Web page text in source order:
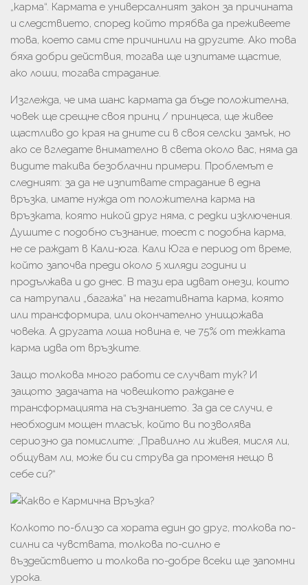
„карма“. Кармата е универсалният закон за причината
и следствието, според който трябва да преживеете
това, което сами сте причинили на другите. Ако това
бяха добри действия, тогава ще изпитаме щастие,
ако лоши, тогава страдание.
Изглежда, че има шанс кармата да бъде положителна,
човек ще срещне своя принц / принцеса, ще живее
щастливо до края на дните си в своя селски замък, но
ако се вгледате внимателно в света около вас, няма да
видите такива безоблачни примери. Проблемът е
следният: за да не изпитвате страдание в една
връзка, имате нужда от положителна карма на
връзката, която никой друг няма, с редки изключения.
Душите с подобно съзнание, тоест с подобна карма,
не се раждат в Кали-юга. Кали Юга е период от време,
който започва преди около 5 хиляди години и
продължава и до днес. В тази ера идват онези, които
са натрупали „багажа“ на негативната карма, която
или трансформира, или окончателно унищожава
човека. А другата лоша новина е, че 75% от тежката
карма идва от връзките.
Защо толкова много работи се случват тук? И
защото задачата на човешкото раждане е
трансформацията на съзнанието. За да се случи, е
необходим мощен тласък, който ви позволява
сериозно да помислите: „Правилно ли живея, мисля ли,
общувам ли, може би си струва да променя нещо в
себе си?“
Колкото по-близо са хората един до друг, толкова по-
силни са чувствата, толкова по-силно е
въздействието и толкова по-добре всеки ще запомни
урока.